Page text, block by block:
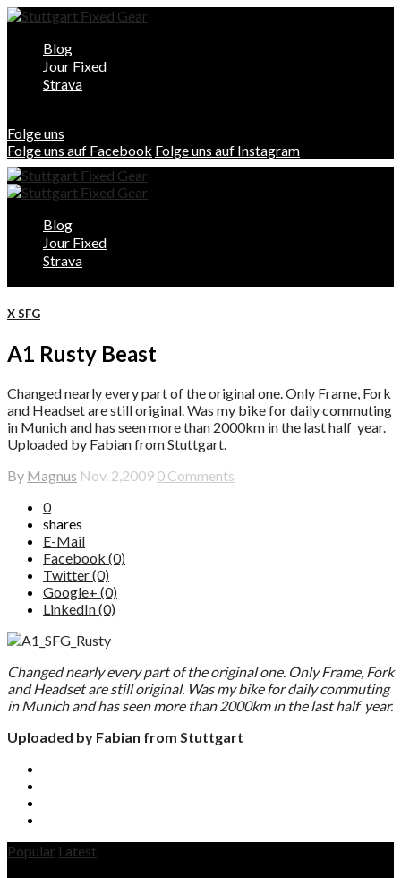
Blog
Jour Fixed
Strava
Folge uns
Folge uns auf Facebook Folge uns auf Instagram
Blog
Jour Fixed
Strava
X SFG
A1 Rusty Beast
Changed nearly every part of the original one. Only Frame, Fork
and Headset are still original. Was my bike for daily commuting
in Munich and has seen more than 2000km in the last half year.
Uploaded by Fabian from Stuttgart.
By Magnus Nov. 2,2009 0 Comments
0
shares
E-Mail
Facebook (0)
Twitter (0)
Google+ (0)
LinkedIn (0)
Changed nearly every part of the original one. Only Frame, Fork
and Headset are still original. Was my bike for daily commuting
in Munich and has seen more than 2000km in the last half year.
Uploaded by Fabian from Stuttgart
Popular Latest